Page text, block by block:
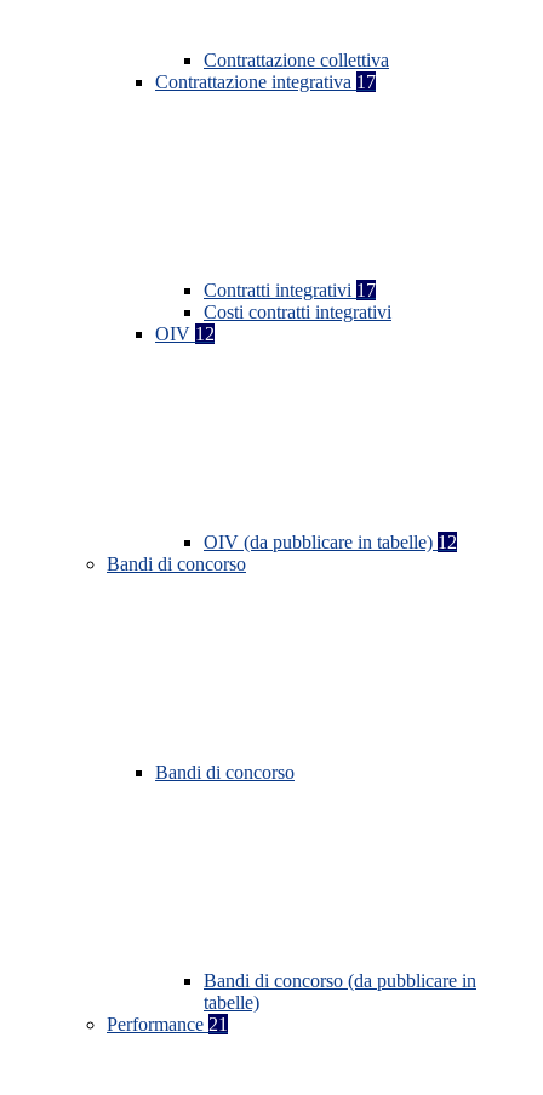
Contrattazione collettiva
Contrattazione integrativa 17
Contratti integrativi 17
Costi contratti integrativi
OIV 12
OIV (da pubblicare in tabelle) 12
Bandi di concorso
Bandi di concorso
Bandi di concorso (da pubblicare in
tabelle)
Performance 21